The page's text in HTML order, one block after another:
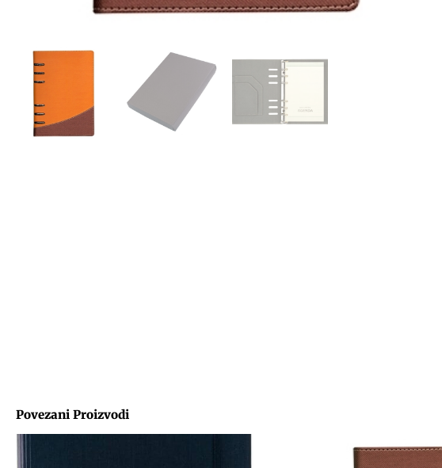
Povezani Proizvodi